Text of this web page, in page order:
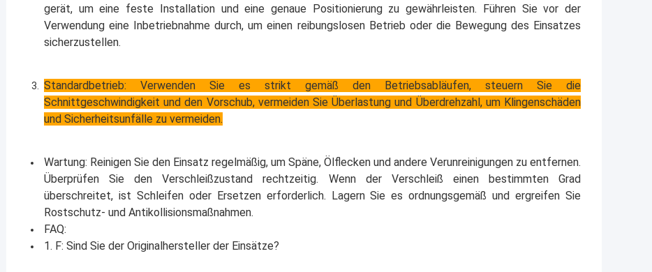
gerät, um eine feste Installation und eine genaue Positionierung zu gewährleisten. Führen Sie vor der
Verwendung eine Inbetriebnahme durch, um einen reibungslosen Betrieb oder die Bewegung des Einsatzes
sicherzustellen.
Standardbetrieb: Verwenden Sie es strikt gemäß den Betriebsabläufen, steuern Sie die
Schnittgeschwindigkeit und den Vorschub, vermeiden Sie Überlastung und Überdrehzahl, um Klingenschäden
und Sicherheitsunfälle zu vermeiden.
Wartung: Reinigen Sie den Einsatz regelmäßig, um Späne, Ölflecken und andere Verunreinigungen zu entfernen.
Überprüfen Sie den Verschleißzustand rechtzeitig. Wenn der Verschleiß einen bestimmten Grad
überschreitet, ist Schleifen oder Ersetzen erforderlich. Lagern Sie es ordnungsgemäß und ergreifen Sie
Rostschutz- und Antikollisionsmaßnahmen.
FAQ:
1. F: Sind Sie der Originalhersteller der Einsätze?